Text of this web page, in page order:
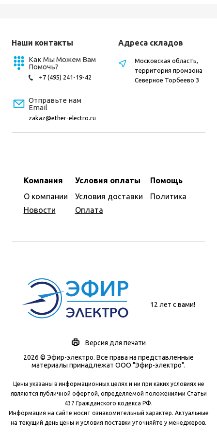
Наши контакты
Как Мы Можем Вам
Помочь?
+7 (495) 241-19-42
Отправьте нам
Email
zakaz@ether-electro.ru
Компания
О компании
Новости
Условия оплаты
Условия доставки
Оплата
Помощь
Политика
Адреса складов
Московская область,
территория промзона
Северное Торбеево 3
12 лет с вами!
Версия для печати
2026 © Эфир-электро. Все права на представленные
материалы принадлежат ООО "Эфир-электро".
Цены указаны в информационных целях и ни при каких условиях не
являются публичной офертой, определяемой положениями Статьи
437 Гражданского кодекса РФ.
Информация на сайте носит ознакомительный характер. Актуальные
на текущий день цены и условия поставки уточняйте у менеджеров.